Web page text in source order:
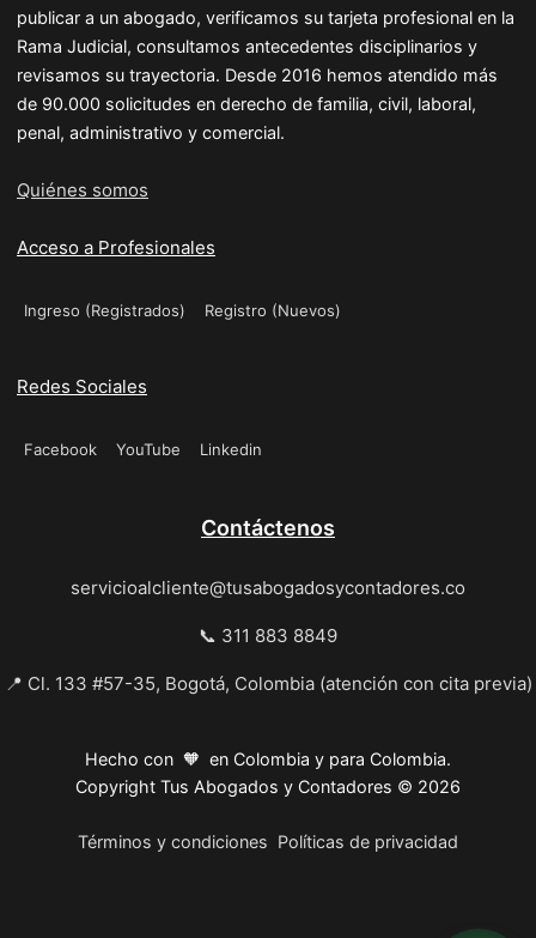
publicar a un abogado, verificamos su tarjeta profesional en la
Rama Judicial, consultamos antecedentes disciplinarios y
revisamos su trayectoria. Desde 2016 hemos atendido más
de 90.000 solicitudes en derecho de familia, civil, laboral,
penal, administrativo y comercial.
Quiénes somos
Acceso a Profesionales
Ingreso (Registrados) Registro (Nuevos)
Redes Sociales
Facebook YouTube Linkedin
Contáctenos
servicioalcliente@tusabogadosycontadores.co
📞 311 883 8849
📍 Cl. 133 #57-35, Bogotá, Colombia (atención con cita previa)
Hecho con 🧡 en Colombia y para Colombia.
Copyright Tus Abogados y Contadores © 2026
Términos y condiciones Políticas de privacidad